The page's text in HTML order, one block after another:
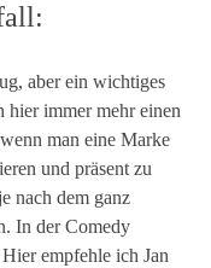
aber ein wichtiges
hier immer mehr einen
man eine Marke
und präsent zu
nach dem ganz
In der Comedy
empfehle ich Jan